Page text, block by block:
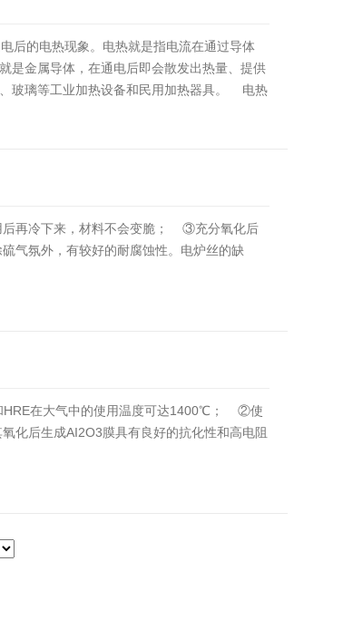
后的电热现象。电热就是指电流在通过导体
是金属导体，在通电后即会散发出热量、提供
玻璃等工业加热设备和民用加热器具。 电热
再冷下来，材料不会变脆； ③充分氧化后
氛外，有较好的耐腐蚀性。电炉丝的缺
在大气中的使用温度可达1400℃； ②使
后生成AI2O3膜具有良好的抗化性和高电阻